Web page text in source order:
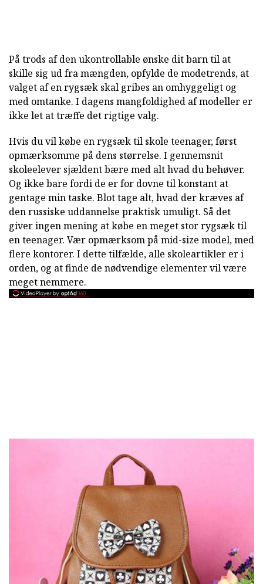
På trods af den ukontrollable ønske dit barn til at
skille sig ud fra mængden, opfylde de modetrends, at
valget af en rygsæk skal gribes an omhyggeligt og
med omtanke. I dagens mangfoldighed af modeller er
ikke let at træffe det rigtige valg.
Hvis du vil købe en rygsæk til skole teenager, først
opmærksomme på dens størrelse. I gennemsnit
skoleelever sjældent bære med alt hvad du behøver.
Og ikke bare fordi de er for dovne til konstant at
gentage min taske. Blot tage alt, hvad der kræves af
den russiske uddannelse praktisk umuligt. Så det
giver ingen mening at købe en meget stor rygsæk til
en teenager. Vær opmærksom på mid-size model, med
flere kontorer. I dette tilfælde, alle skoleartikler er i
orden, og at finde de nødvendige elementer vil være
meget nemmere.